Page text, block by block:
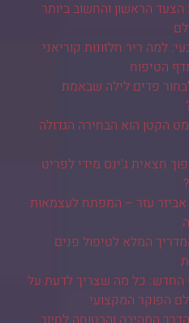
הראשון והחשוב ביותר
למה ריר חלזונות קוריאני
הטיפוח
פדים לילה שבאמת
הקטן הוא הבחירה הגדולה
חצאית ג'ינס מידי לפריט
אביזר עזר – המפתח לעצמאות
המלא לטיפול פנים
החדש: כל מה שצריך לדעת על